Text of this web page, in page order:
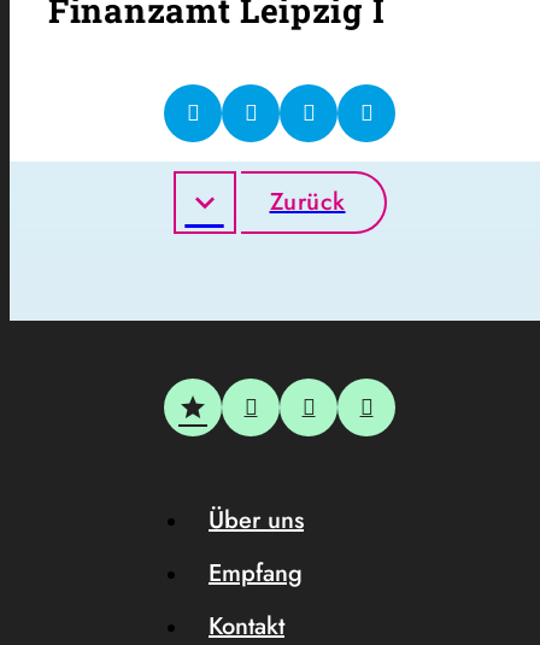
Finanzamt Leipzig I
Zurück
Über uns
Empfang
Kontakt